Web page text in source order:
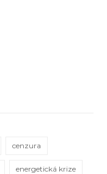
cenzura
energetická krize